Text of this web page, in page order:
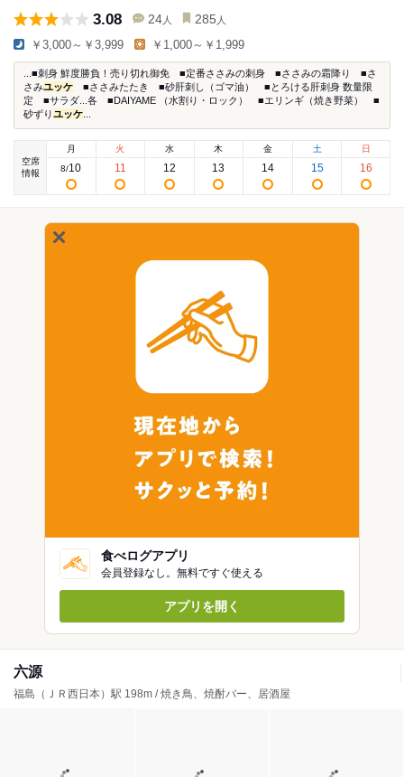
3.08 24 人 285 人
￥3,000～￥3,999 ￥1,000～￥1,999
...■刺身 鮮度勝負！売り切れ御免 ■定番ささみの刺身 ■ささみの霜降り ■さ
さみユッケ ■ささみたたき ■砂肝刺し（ゴマ油） ■とろける肝刺身 数量限
定 ■サラダ...各 ■DAIYAME （水割り・ロック） ■エリンギ（焼き野菜） ■
砂ずりユッケ
空席
情報
月
8/10
火
11
水
12
木
13
金
14
土
15
日
16
食べログアプリ
会員登録なし。無料ですぐ使える
アプリを開く
六源
福島（ＪＲ西日本）駅 198m / 焼き鳥、焼酎バー、居酒屋